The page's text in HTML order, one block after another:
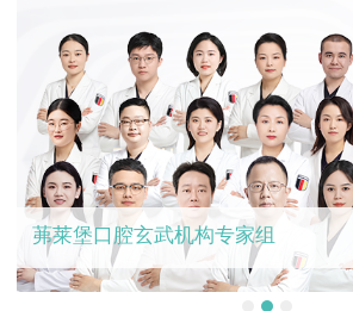
茀莱堡口腔玄武机构专家组